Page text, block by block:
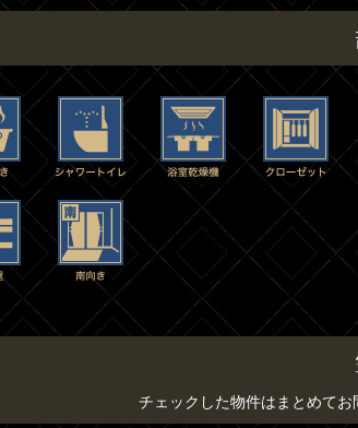
チェックした物件はまとめてお